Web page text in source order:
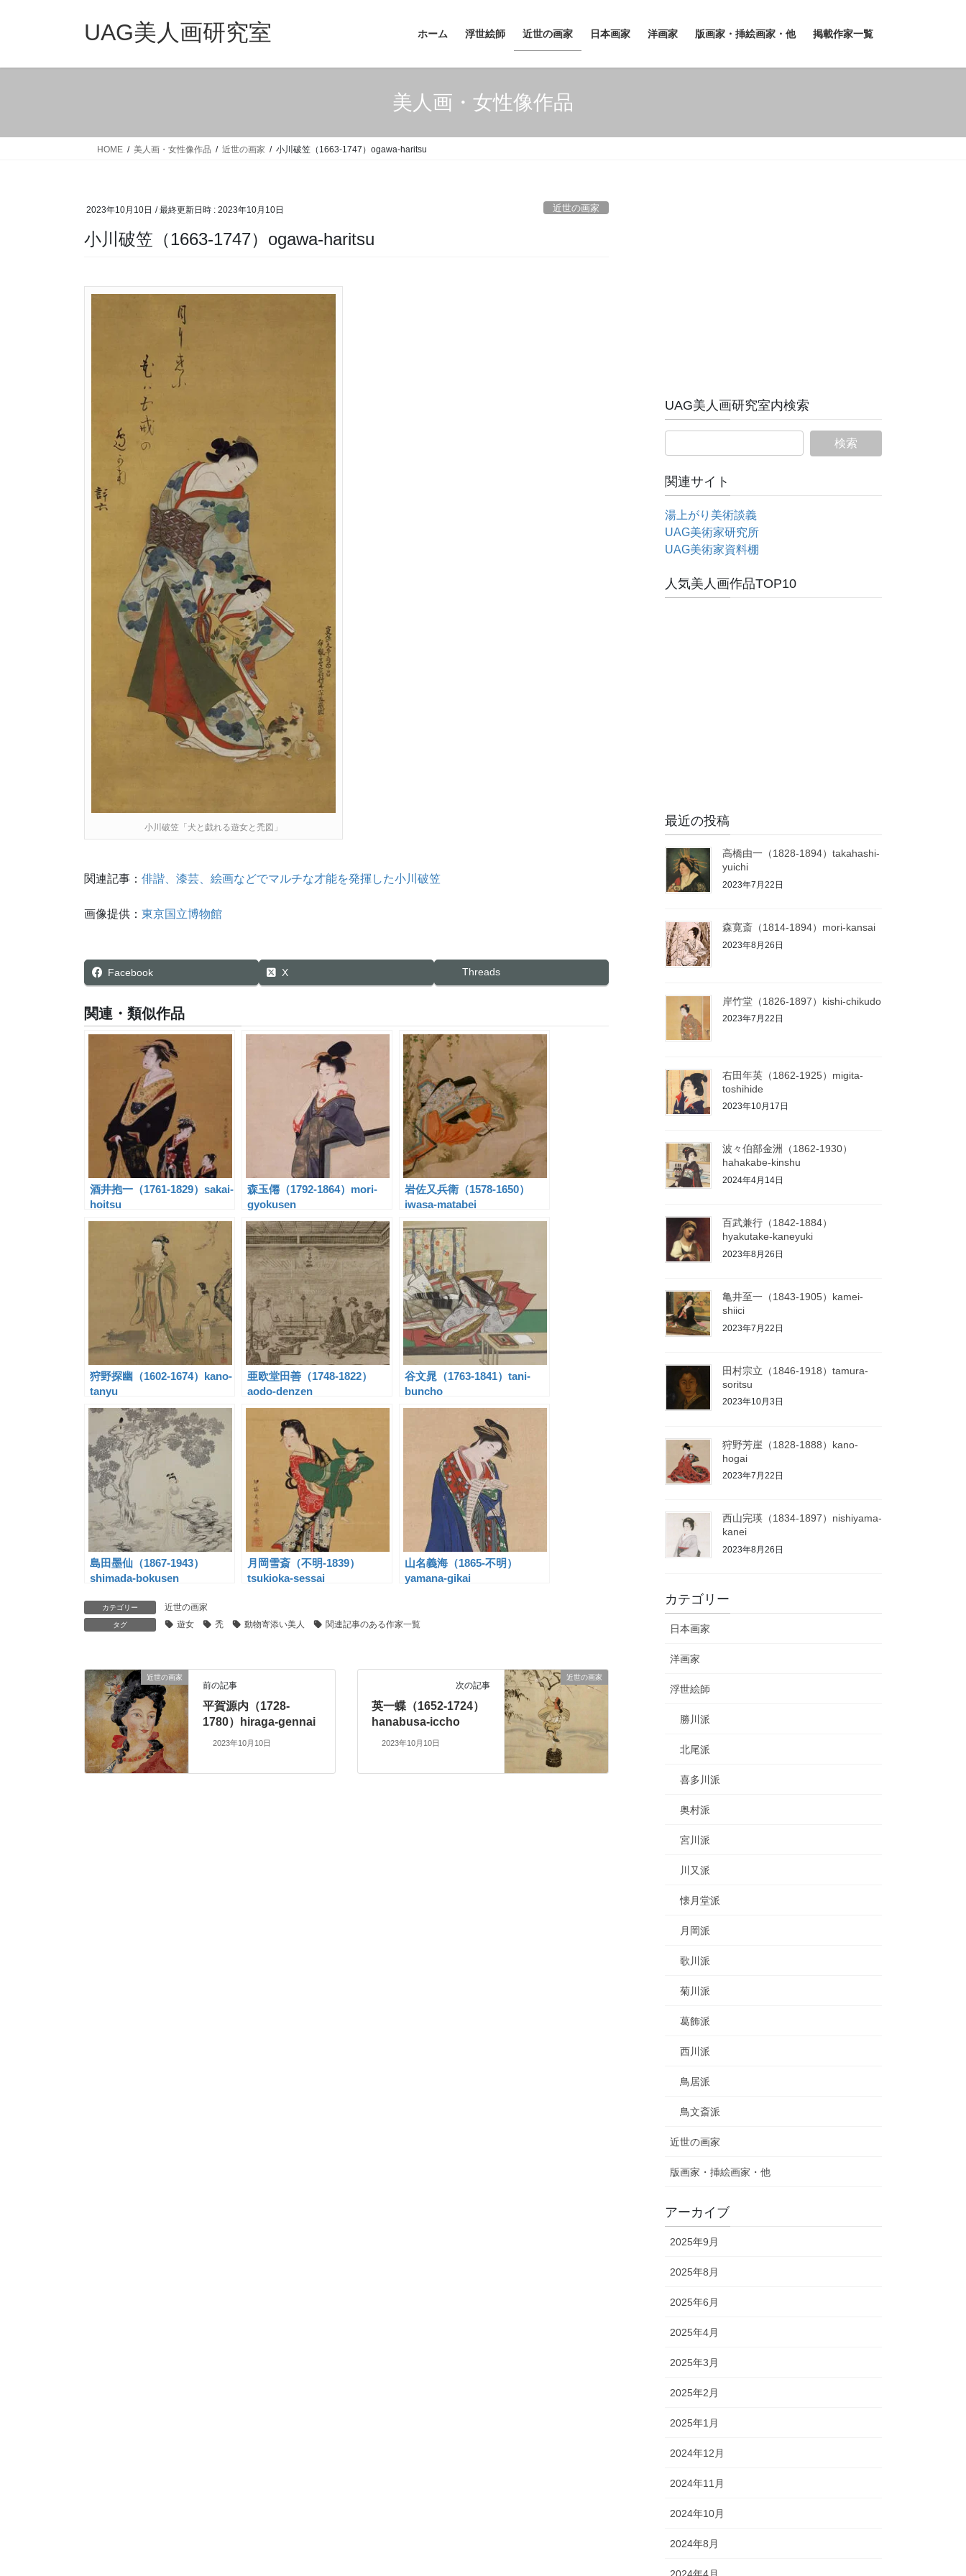
UAG美人画研究室 ホーム 浮世絵師 近世の画家 日本画家 洋画家 版画家・挿絵画家・他 掲載作家一覧
美人画・女性像作品
HOME 美人画・女性像作品 近世の画家 小川破笠（1663-1747）ogawa-haritsu
2023年10月10日 / 最終更新日時 : 2023年10月10日 近世の画家
小川破笠（1663-1747）ogawa-haritsu
小川破笠「犬と戯れる遊女と禿図」
関連記事： 俳諧、漆芸、絵画などでマルチな才能を発揮した小川破笠
画像提供： 東京国立博物館
Facebook X Threads
関連・類似作品
酒井抱一（1761-1829）sakai-
hoitsu
森玉僊（1792-1864）mori-
gyokusen
岩佐又兵衛（1578-1650）
iwasa-matabei
狩野探幽（1602-1674）kano-
tanyu
亜欧堂田善（1748-1822）
aodo-denzen
谷文晁（1763-1841）tani-
buncho
島田墨仙（1867-1943）
shimada-bokusen
月岡雪斎（不明-1839）
tsukioka-sessai
山名義海（1865-不明）
yamana-gikai
カテゴリー 近世の画家
タグ 遊女 禿 動物寄添い美人 関連記事のある作家一覧
近世の画家
前の記事
平賀源内（1728-
1780）hiraga-gennai
2023年10月10日
近世の画家
次の記事
英一蝶（1652-1724）
hanabusa-iccho
2023年10月10日
UAG美人画研究室内検索
関連サイト
湯上がり美術談義
UAG美術家研究所
UAG美術家資料棚
人気美人画作品TOP10
最近の投稿
高橋由一（1828-1894）takahashi-
yuichi
2023年7月22日
森寛斎（1814-1894）mori-kansai
2023年8月26日
岸竹堂（1826-1897）kishi-chikudo
2023年7月22日
右田年英（1862-1925）migita-
toshihide
2023年10月17日
波々伯部金洲（1862-1930）
hahakabe-kinshu
2024年4月14日
百武兼行（1842-1884）
hyakutake-kaneyuki
2023年8月26日
亀井至一（1843-1905）kamei-
shiici
2023年7月22日
田村宗立（1846-1918）tamura-
soritsu
2023年10月3日
狩野芳崖（1828-1888）kano-
hogai
2023年7月22日
西山完瑛（1834-1897）nishiyama-
kanei
2023年8月26日
カテゴリー
日本画家
洋画家
浮世絵師
勝川派
北尾派
喜多川派
奥村派
宮川派
川又派
懐月堂派
月岡派
歌川派
菊川派
葛飾派
西川派
鳥居派
鳥文斎派
近世の画家
版画家・挿絵画家・他
アーカイブ
2025年9月
2025年8月
2025年6月
2025年4月
2025年3月
2025年2月
2025年1月
2024年12月
2024年11月
2024年10月
2024年8月